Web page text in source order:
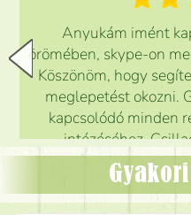
Anyukám imént
örömében, skype-on
Köszönöm, hogy
meglepetést okozni.
kapcsolódó minden
intézéséhez.